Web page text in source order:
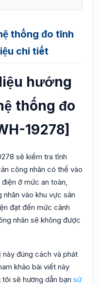
thống đo tĩnh
chi tiết
hướng
thống đo
19278]
sẽ kiểm tra tĩnh
công nhân có thể vào
ở mức an toàn,
vào khu vực sản
đạt đến mức cảnh
nhân sẽ không được
đúng cách và phát
khảo bài viết này
sẽ hương dẫn bạn sử